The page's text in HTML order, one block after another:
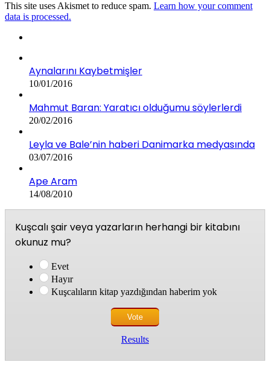
This site uses Akismet to reduce spam. Learn how your comment
data is processed.
Aynalarını Kaybetmişler
10/01/2016
Mahmut Baran: Yaratıcı olduğumu söylerlerdi
20/02/2016
Leyla ve Bale’nin haberi Danimarka medyasında
03/07/2016
Ape Aram
14/08/2010
Kuşcalı şair veya yazarların herhangi bir kitabını
okunuz mu?
Evet
Hayır
Kuşcalıların kitap yazdığından haberim yok
Results